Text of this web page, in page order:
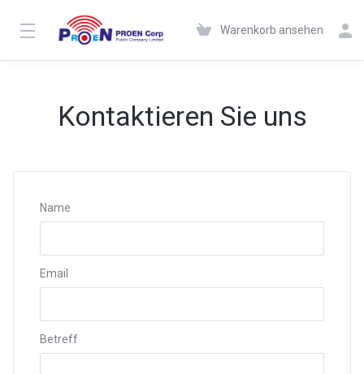
Warenkorb ansehen
Kontaktieren Sie uns
Name
Email
Betreff